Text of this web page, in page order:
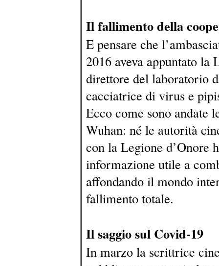
Il fallimento della
E pensare che
2016 aveva appuntato la
direttore del laboratorio
cacciatrice di virus e
Ecco come sono andate
Wuhan: né le autorità
con la Legione d’Onore
informazione utile a
affondando il mondo
fallimento totale.
Il saggio sul Covid-19
In marzo la scrittrice